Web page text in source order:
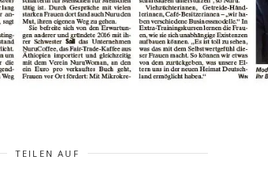
TEILEN AUF